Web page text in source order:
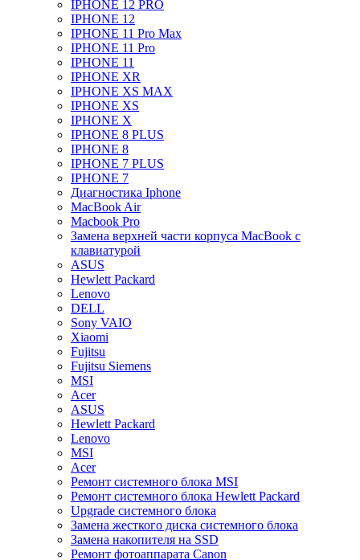
IPHONE 12 PRO
IPHONE 12
IPHONE 11 Pro Max
IPHONE 11 Pro
IPHONE 11
IPHONE XR
IPHONE XS MAX
IPHONE XS
IPHONE X
IPHONE 8 PLUS
IPHONE 8
IPHONE 7 PLUS
IPHONE 7
Диагностика Iphone
MacBook Air
Macbook Pro
Замена верхней части корпуса MacBook с
клавиатурой
ASUS
Hewlett Packard
Lenovo
DELL
Sony VAIO
Xiaomi
Fujitsu
Fujitsu Siemens
MSI
Acer
ASUS
Hewlett Packard
Lenovo
MSI
Acer
Ремонт системного блока MSI
Ремонт системного блока Hewlett Packard
Upgrade системного блока
Замена жесткого диска системного блока
Замена накопителя на SSD
Ремонт фотоаппарата Canon